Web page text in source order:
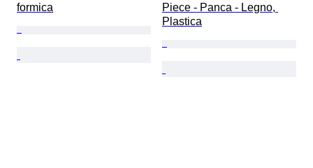
formica
Piece - Panca - Legno,
Plastica